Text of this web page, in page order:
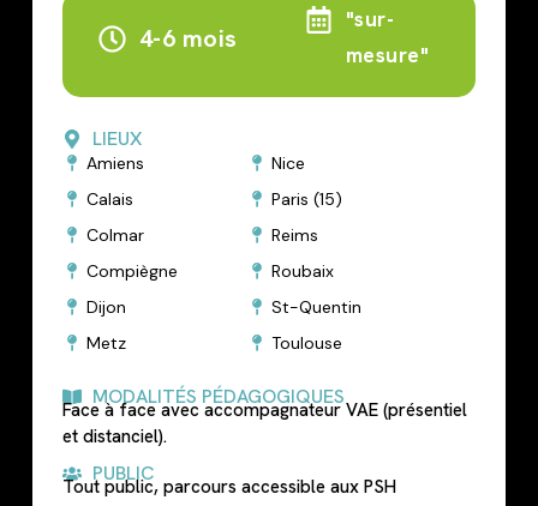
4-6 mois
"sur-
mesure"
LIEUX
Amiens
Calais
Colmar
Compiègne
Dijon
Metz
Nice
Paris (15)
Reims
Roubaix
St-Quentin
Toulouse
MODALITÉS PÉDAGOGIQUES
Face à face avec accompagnateur VAE (présentiel
et distanciel).
PUBLIC
Tout public, parcours accessible aux PSH